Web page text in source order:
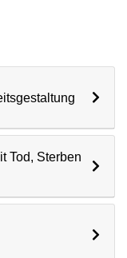
Tod, Sterben